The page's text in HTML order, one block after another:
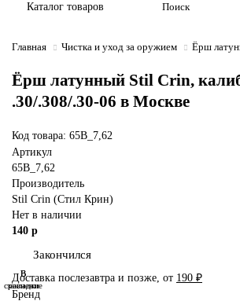
Каталог товаров
Главная Чистка и уход за оружием Ёрш
Ёрш латунный Stil Crin,
.30/.308/.30-06 в Москве
Код товара: 65B_7,62
Артикул
65B_7,62
Производитель
Stil Crin (Стил Крин)
Нет в наличии
140 р
Закончился
В
закладки
В
сравнение
Доставка послезавтра и позже, от 190 ₽
Бренд